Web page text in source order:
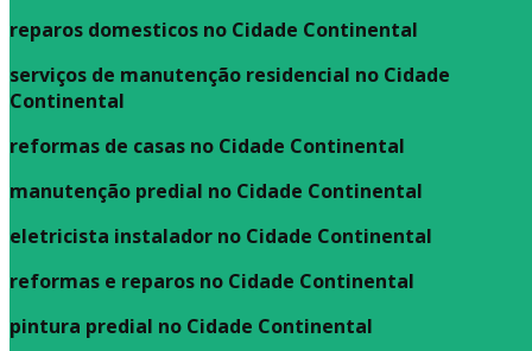
reparos domesticos no Cidade Continental
serviços de manutenção residencial no Cidade
Continental
reformas de casas no Cidade Continental
manutenção predial no Cidade Continental
eletricista instalador no Cidade Continental
reformas e reparos no Cidade Continental
pintura predial no Cidade Continental